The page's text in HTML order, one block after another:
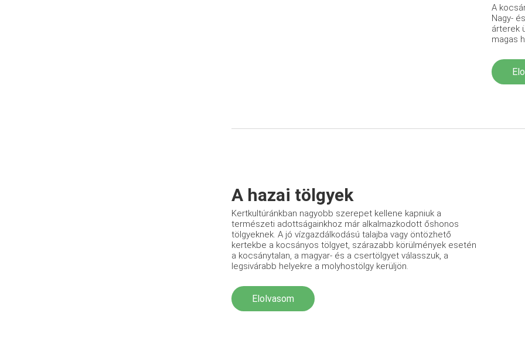
A
Nagy-
árterek
magas
A hazai tölgyek
Kertkultúránkban nagyobb szerepet kellene kapniuk a
természeti adottságainkhoz már alkalmazkodott őshonos
tölgyeknek. A jó vízgazdálkodású talajba vagy öntözhető
kertekbe a kocsányos tölgyet, szárazabb körülmények esetén
a kocsánytalan, a magyar- és a csertölgyet válasszuk, a
legsivárabb helyekre a molyhostölgy kerüljön.
Elolvasom